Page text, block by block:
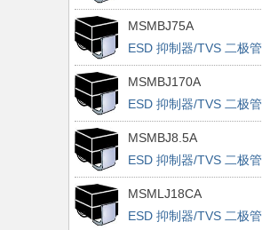
Voltage Suppressor
MSMBJ75A
ESD 抑制器/TVS 二极
Voltage Suppressor
MSMBJ170A
ESD 抑制器/TVS 二极
Voltage Suppressor
MSMBJ8.5A
ESD 抑制器/TVS 二极
Directional TVS
MSMLJ18CA
ESD 抑制器/TVS 二极